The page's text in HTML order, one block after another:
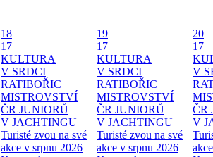
18
17
KULTURA
V SRDCI
RATIBOŘIC
MISTROVSTVÍ
ČR JUNIORŮ
V JACHTINGU
Turisté zvou na své
akce v srpnu 2026
19
17
KULTURA
V SRDCI
RATIBOŘIC
MISTROVSTVÍ
ČR JUNIORŮ
V JACHTINGU
Turisté zvou na své
akce v srpnu 2026
20
17
V
ČR
V